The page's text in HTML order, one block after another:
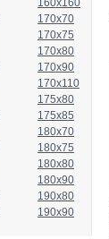
160x160
170x70
170x75
170x80
170x90
170x110
175x80
175x85
180x70
180x75
180x80
180x90
190x80
190x90